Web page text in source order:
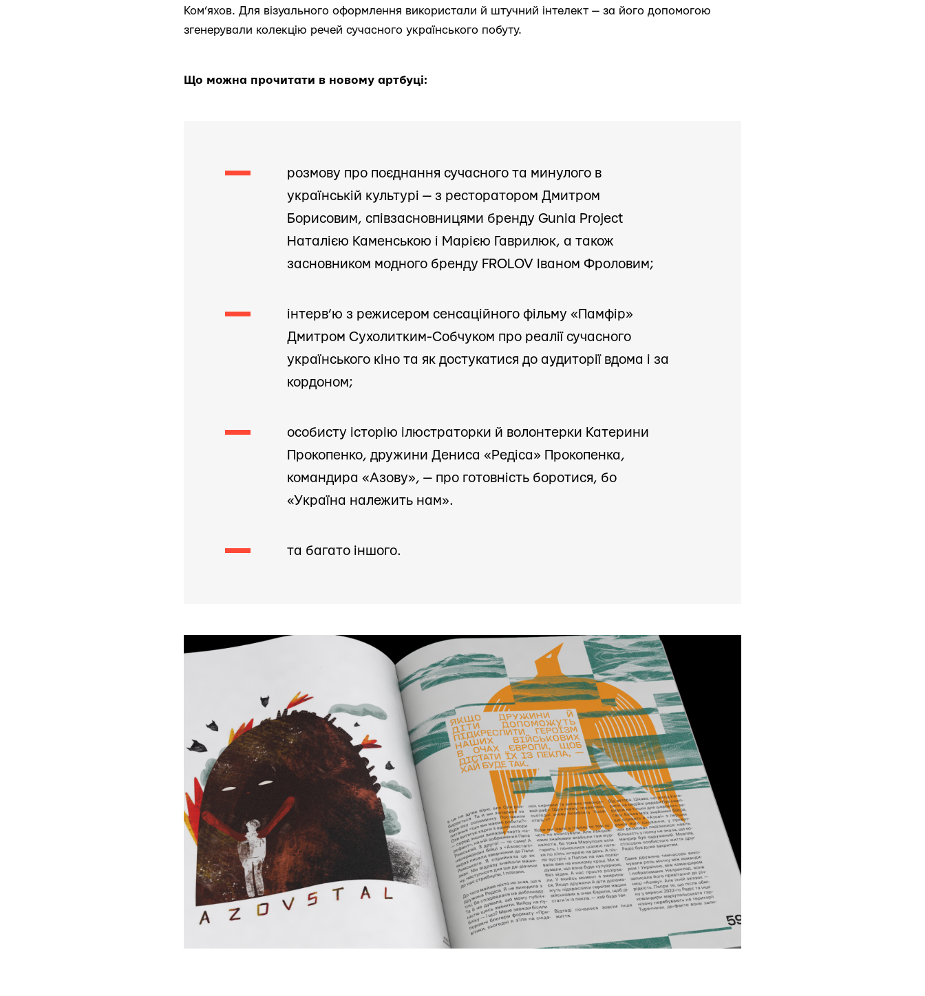
Ком’яхов. Для візуального оформлення використали й штучний інтелект — за його допомогою
згенерували колекцію речей сучасного українського побуту.
Що можна прочитати в новому артбуці:
розмову про поєднання сучасного та минулого в
українській культурі — з ресторатором Дмитром
Борисовим, співзасновницями бренду Gunia Project
Наталією Каменською і Марією Гаврилюк, а також
засновником модного бренду FROLOV Іваном Фроловим;
інтерв’ю з режисером сенсаційного фільму «Памфір»
Дмитром Сухолитким-Собчуком про реалії сучасного
українського кіно та як достукатися до аудиторії вдома і за
кордоном;
особисту історію ілюстраторки й волонтерки Катерини
Прокопенко, дружини Дениса «Редіса» Прокопенка,
командира «Азову», — про готовність боротися, бо
«Україна належить нам».
та багато іншого.